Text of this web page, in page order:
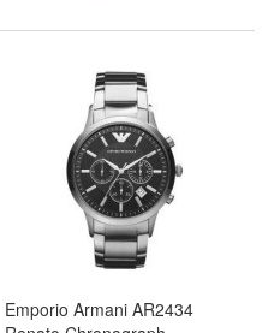
Emporio Armani AR2434